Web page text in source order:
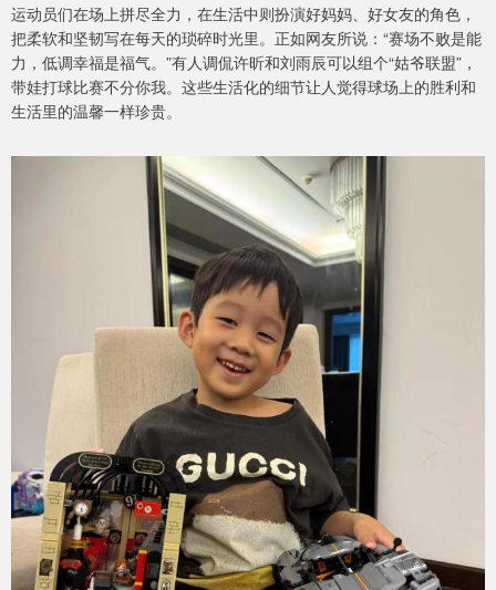
运动员们在场上拼尽全力，在生活中则扮演好妈妈、好女友的角色，
把柔软和坚韧写在每天的琐碎时光里。正如网友所说：“赛场不败是能
力，低调幸福是福气。”有人调侃许昕和刘雨辰可以组个“姑爷联盟”，
带娃打球比赛不分你我。这些生活化的细节让人觉得球场上的胜利和
生活里的温馨一样珍贵。